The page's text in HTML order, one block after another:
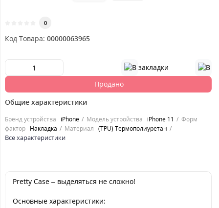
0
Код Товара: 00000063965
Продано
Общие характеристики
Бренд устройства iPhone Модель устройства iPhone 11
Форм
фактор Накладка Материал (TPU) Термополиуретан
Все характеристики
Pretty Case – выделяться не сложно!
Основные характеристики: